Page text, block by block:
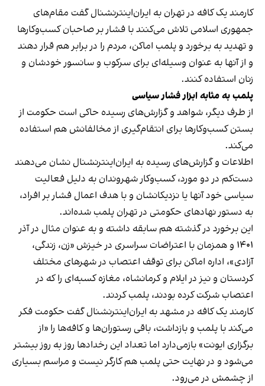
کارمند یک کافه در تهران به ایران‌اینترنشنال گفت مقام‌های
جمهوری اسلامی تلاش می‌کنند با فشار بر صاحبان کسب‌وکارها
و تهدید به برخورد و پلمب اماکن، مردم را در برابر هم قرار دهند
و از آنها به عنوان وسیله‌ای برای سرکوب و سانسور خودشان و
زنان استفاده کنند.
پلمب به مثابه ابزار فشار سیاسی
از طرف دیگر، شواهد و گزارش‌های رسیده حاکی است حکومت از
بستن کسب‌وکارها برای انتقام‌گیری از مخالفانش هم استفاده
می‌کند.
اطلاعات و گزارش‌های رسیده به ایران‌اینترنشنال نشان می‌دهند
دست‌کم در دو مورد، کسب‌وکار شهروندان به دلیل فعالیت
سیاسی خود آنها یا نزدیکانشان و با هدف اعمال فشار بر افراد،
به دستور نهادهای حکومتی در تهران پلمب شده‌اند.
این برخورد در گذشته هم سابقه داشته و به عنوان مثال در آذر
۱۴۰۱ و همزمان با اعتراضات سراسری در خیزش «زن، زندگی،
آزادی»، اداره اماکن برای توقف اعتصاب در شهرهای مختلف
کردستان و نیز در ایلام و کرمانشاه، مغازه کسبه‌ای را که در
اعتصاب شرکت کرده بودند، پلمب کردند.
کارمند یک کافه در مشهد به ایران‌اینترنشنال گفت حکومت فکر
می‌کند با پلمب و بازداشت، باقی رستوران‌ها و کافه‌ها را «از
برگزاری ایونت» بازمی‌دارد اما تعداد این رخدادها روز به روز بیشتر
می‌شود و در نهایت حتی پلمب هم کارگر نیست و مراسم بسیاری
از چشمش در می‌رود.